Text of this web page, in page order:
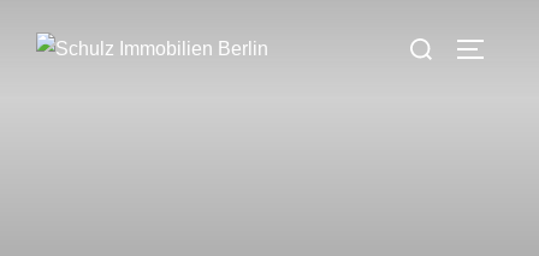
Inhalt
Suchen